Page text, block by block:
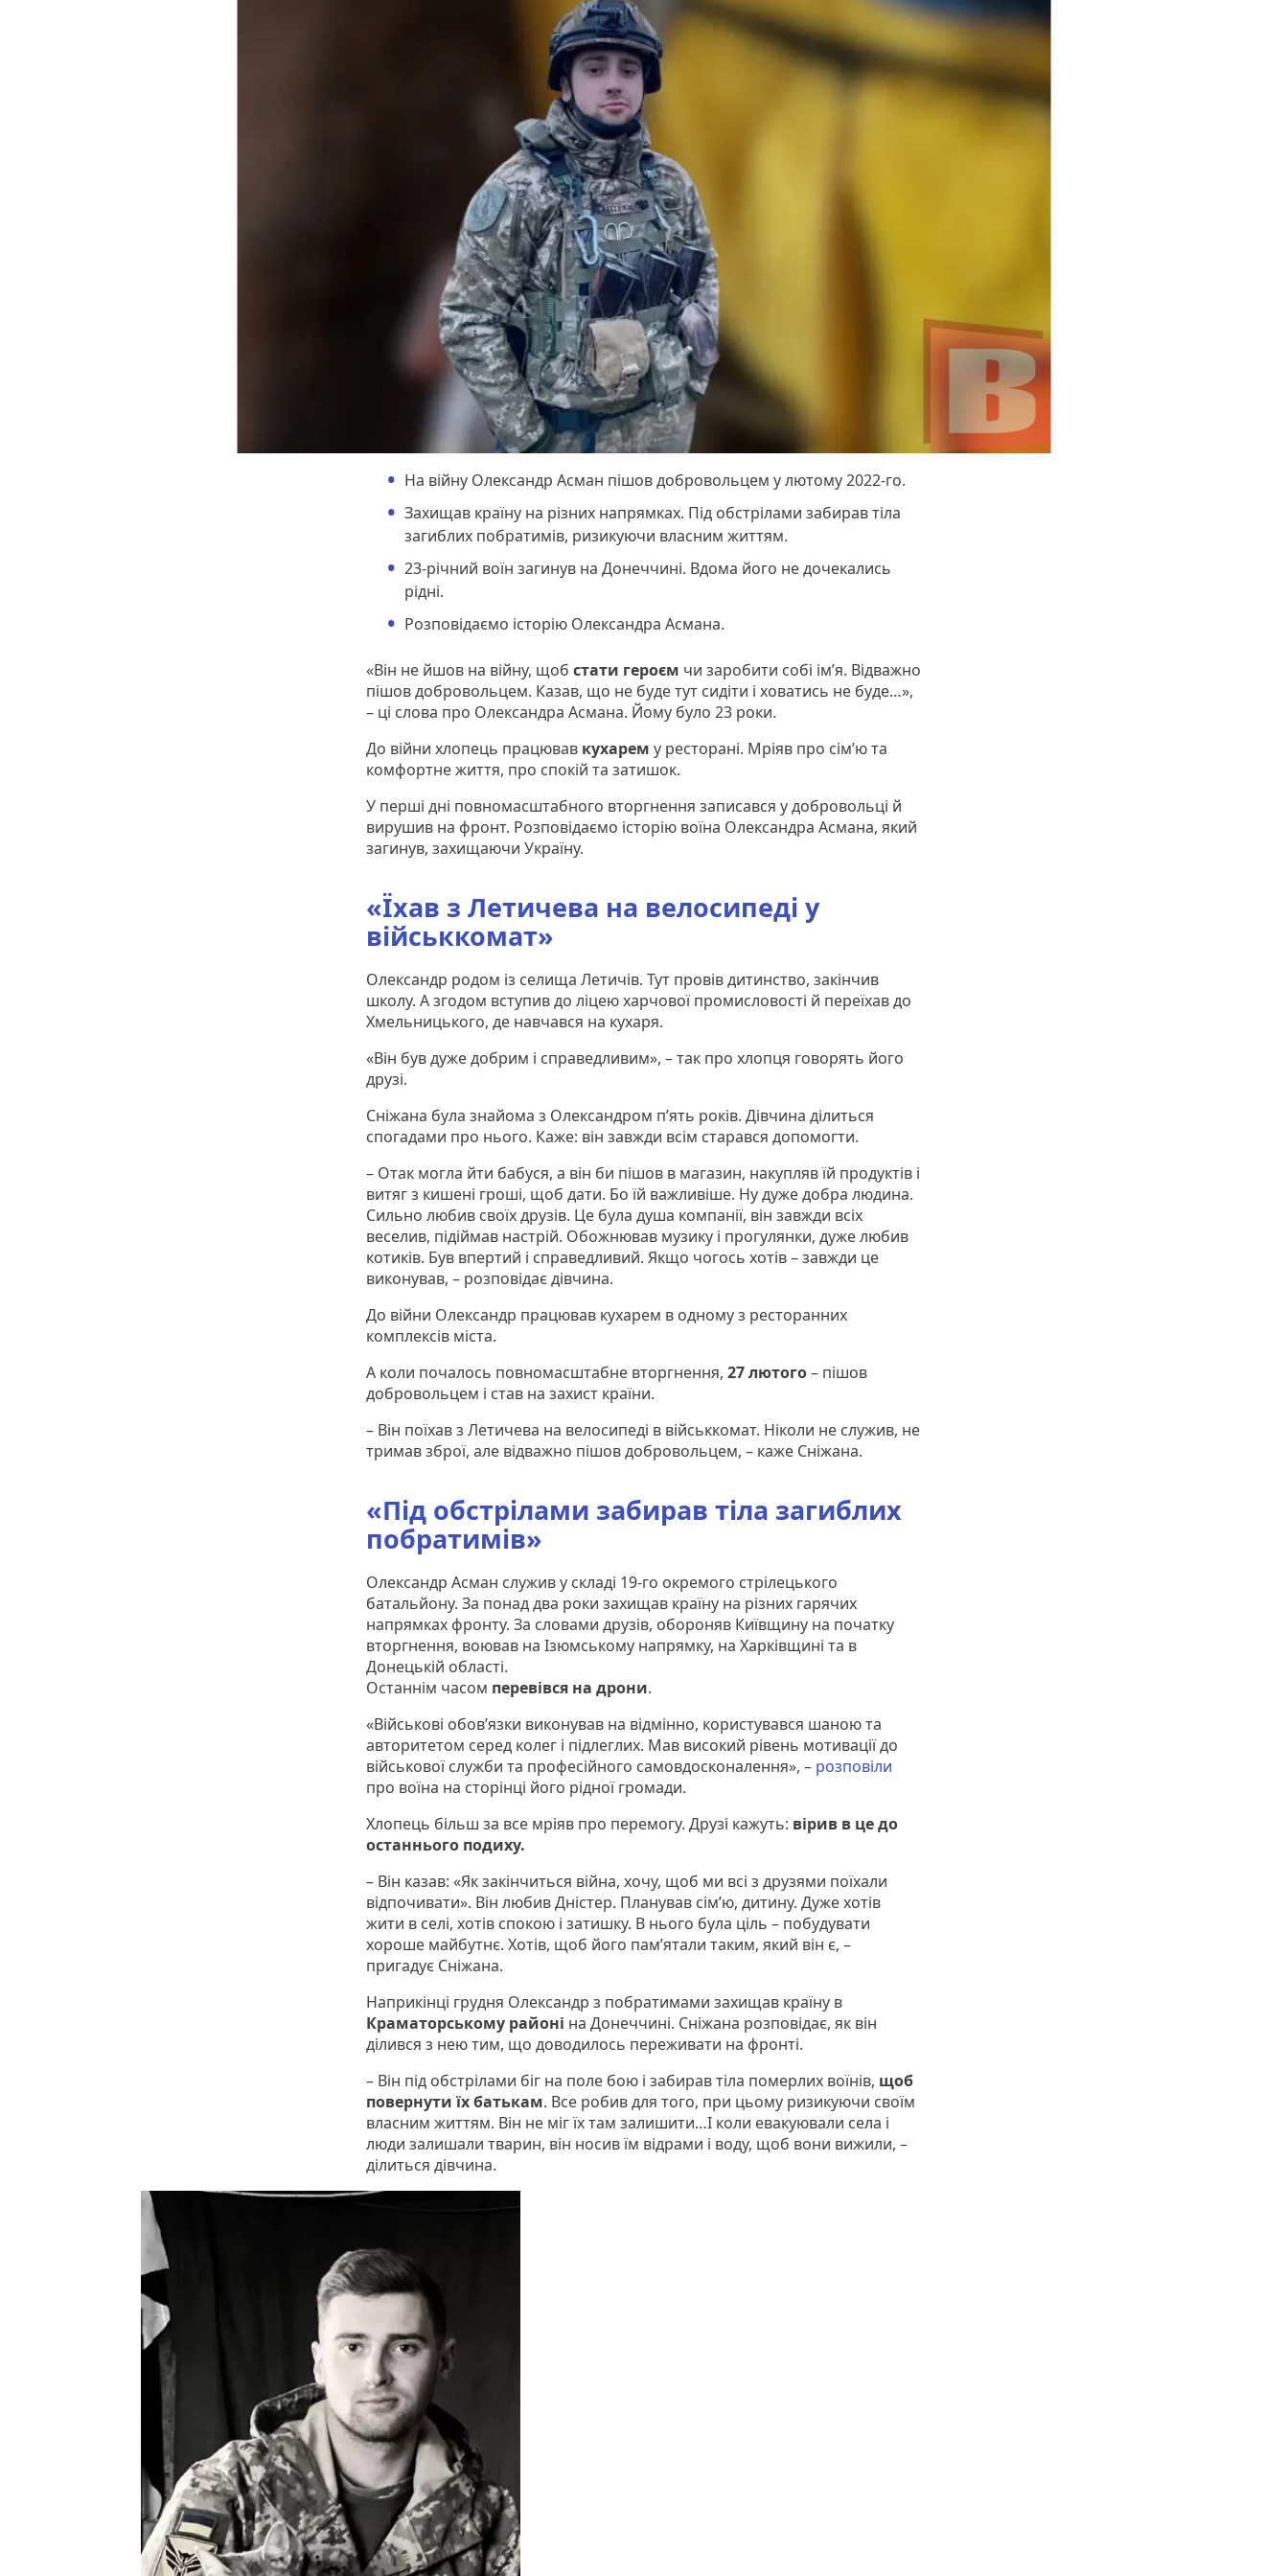
На війну Олександр Асман пішов добровольцем у лютому 2022-го.
Захищав країну на різних напрямках. Під обстрілами забирав тіла
загиблих побратимів, ризикуючи власним життям.
23-річний воїн загинув на Донеччині. Вдома його не дочекались
рідні.
Розповідаємо історію Олександра Асмана.
«Він не йшов на війну, щоб стати героєм чи заробити собі ім’я. Відважно
пішов добровольцем. Казав, що не буде тут сидіти і ховатись не буде…»,
– ці слова про Олександра Асмана. Йому було 23 роки.
До війни хлопець працював кухарем у ресторані. Мріяв про сім’ю та
комфортне життя, про спокій та затишок.
У перші дні повномасштабного вторгнення записався у добровольці й
вирушив на фронт. Розповідаємо історію воїна Олександра Асмана, який
загинув, захищаючи Україну.
«Їхав з Летичева на велосипеді у
військкомат»
Олександр родом із селища Летичів. Тут провів дитинство, закінчив
школу. А згодом вступив до ліцею харчової промисловості й переїхав до
Хмельницького, де навчався на кухаря.
«Він був дуже добрим і справедливим», – так про хлопця говорять його
друзі.
Сніжана була знайома з Олександром п’ять років. Дівчина ділиться
спогадами про нього. Каже: він завжди всім старався допомогти.
– Отак могла йти бабуся, а він би пішов в магазин, накупляв їй продуктів і
витяг з кишені гроші, щоб дати. Бо їй важливіше. Ну дуже добра людина.
Сильно любив своїх друзів. Це була душа компанії, він завжди всіх
веселив, підіймав настрій. Обожнював музику і прогулянки, дуже любив
котиків. Був впертий і справедливий. Якщо чогось хотів – завжди це
виконував, – розповідає дівчина.
До війни Олександр працював кухарем в одному з ресторанних
комплексів міста.
А коли почалось повномасштабне вторгнення, 27 лютого– пішов
добровольцем і став на захист країни.
– Він поїхав з Летичева на велосипеді в військкомат. Ніколи не служив, не
тримав зброї, але відважно пішов добровольцем, – каже Сніжана.
«Під обстрілами забирав тіла загиблих
побратимів»
Олександр Асман служив у складі 19-го окремого стрілецького
батальйону. За понад два роки захищав країну на різних гарячих
напрямках фронту. За словами друзів, обороняв Київщину на початку
вторгнення, воював на Ізюмському напрямку, на Харківщині та в
Донецькій області.
Останнім часом перевівся на дрони.
«Військові обов’язки виконував на відмінно, користувався шаною та
авторитетом серед колег і підлеглих. Мав високий рівень мотивації до
військової служби та професійного самовдосконалення», – розповіли
про воїна на сторінці його рідної громади.
Хлопець більш за все мріяв про перемогу. Друзі кажуть: вірив в це до
останнього подиху.
– Він казав: «Як закінчиться війна, хочу, щоб ми всі з друзями поїхали
відпочивати». Він любив Дністер. Планував сім’ю, дитину. Дуже хотів
жити в селі, хотів спокою і затишку. В нього була ціль – побудувати
хороше майбутнє. Хотів, щоб його пам’ятали таким, який він є, –
пригадує Сніжана.
Наприкінці грудня Олександр з побратимами захищав країну в
Краматорському районі на Донеччині. Сніжана розповідає, як він
ділився з нею тим, що доводилось переживати на фронті.
– Він під обстрілами біг на поле бою і забирав тіла померлих воїнів, щоб
повернути їх батькам. Все робив для того, при цьому ризикуючи своїм
власним життям. Він не міг їх там залишити…І коли евакуювали села і
люди залишали тварин, він носив їм відрами і воду, щоб вони вижили, –
ділиться дівчина.